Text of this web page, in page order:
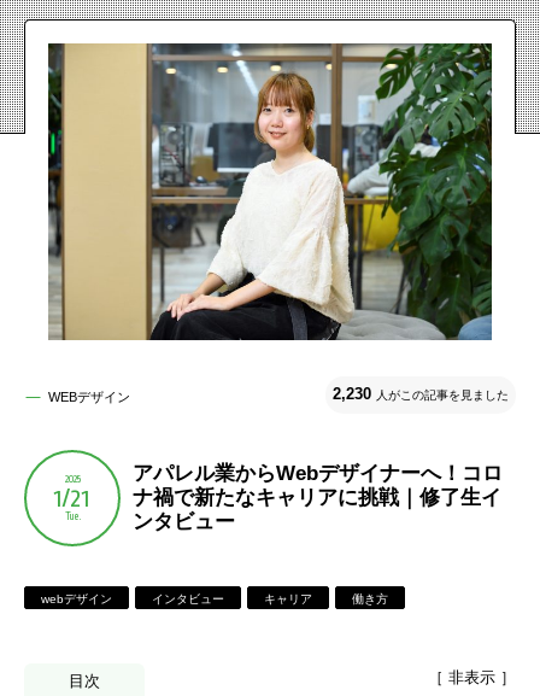
WEBデザイン 2,230 人がこの記事を見ました
2025
1/21
Tue.
アパレル業からWebデザイナーへ！コロ
ナ禍で新たなキャリアに挑戦｜修了生イ
ンタビュー
webデザイン インタビュー キャリア 働き方
目次 ［ 非表示 ］